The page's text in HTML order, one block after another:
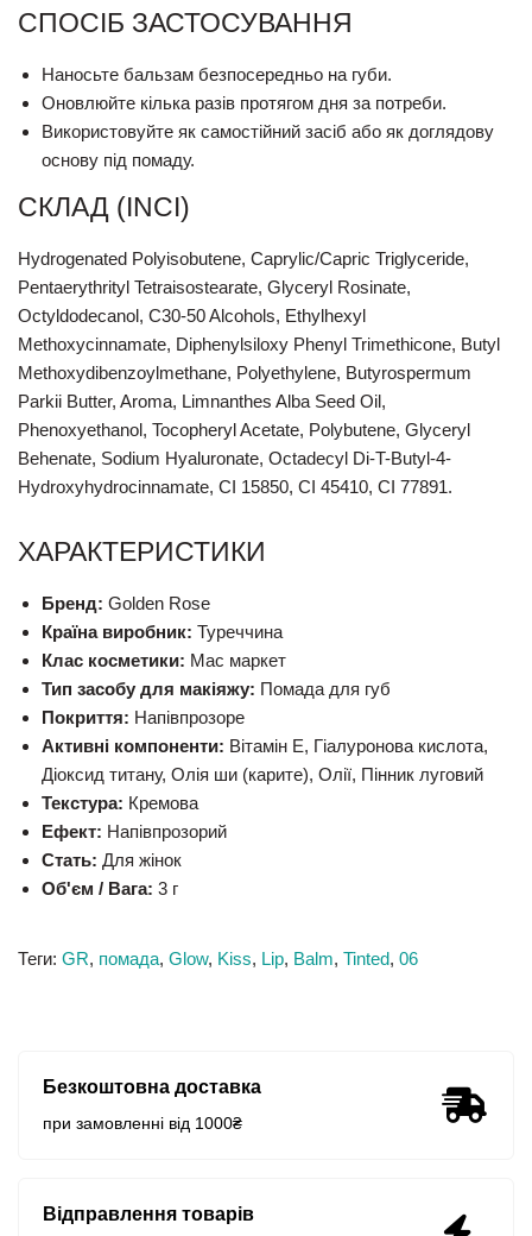
СПОСІБ ЗАСТОСУВАННЯ
Наносьте бальзам безпосередньо на губи.
Оновлюйте кілька разів протягом дня за потреби.
Використовуйте як самостійний засіб або як доглядову
основу під помаду.
СКЛАД (INCI)
Hydrogenated Polyisobutene, Caprylic/Capric Triglyceride,
Pentaerythrityl Tetraisostearate, Glyceryl Rosinate,
Octyldodecanol, C30-50 Alcohols, Ethylhexyl
Methoxycinnamate, Diphenylsiloxy Phenyl Trimethicone, Butyl
Methoxydibenzoylmethane, Polyethylene, Butyrospermum
Parkii Butter, Aroma, Limnanthes Alba Seed Oil,
Phenoxyethanol, Tocopheryl Acetate, Polybutene, Glyceryl
Behenate, Sodium Hyaluronate, Octadecyl Di-T-Butyl-4-
Hydroxyhydrocinnamate, CI 15850, CI 45410, CI 77891.
ХАРАКТЕРИСТИКИ
Бренд: Golden Rose
Країна виробник: Туреччина
Клас косметики: Мас маркет
Тип засобу для макіяжу: Помада для губ
Покриття: Напівпрозоре
Активні компоненти: Вітамін E, Гіалуронова кислота,
Діоксид титану, Олія ши (карите), Олії, Пінник луговий
Текстура: Кремова
Ефект: Напівпрозорий
Стать: Для жінок
Об'єм / Вага: 3 г
Теги: GR, помада, Glow, Kiss, Lip, Balm, Tinted, 06
Безкоштовна доставка
при замовленні від 1000₴
Відправлення товарів